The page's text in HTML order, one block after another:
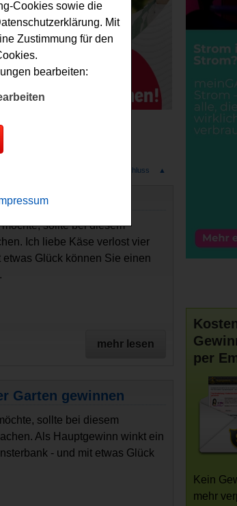
Einsendeschluss ▲
gewinnen
sollte bei diesem
Ich liebe Käse verlost vier
Glück können Sie einen
mehr lesen
Garten gewinnen
sollte bei diesem
Als Hauptgewinn winkt ein
- und mit etwas Glück
per
Kein
mehr
Cookies sowie die
Mit
Zustimmung für den
bearbeiten: